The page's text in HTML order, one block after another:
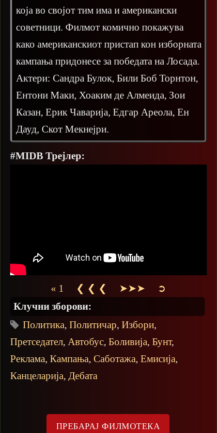
која во својот тим има и американски
советници. Филмот комично покажува
како американскиот пристап кон изборната
кампања придонесе за победата на Лосада.
Актери: Сандра Булок, Били Боб Торнтон,
Ентони Маки, Хоаким де Алмеида, Зои
Казан, Ерик Чаварија, Едгар Ареола, Ен
Дауд, Скот Мекнејри.
#MIDB Трејлер:
« 1 ❮ ❮ ❮ ➤➤➤
➲
Клучни зборови:
Политика, Политичар, Избори,
Претседател, Автобус, Боливија, Бунт,
Реклама, Кампања, Саботажа, Емисија,
Канцеларија, Дебата